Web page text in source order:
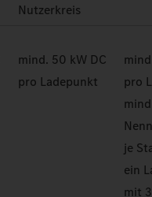
Nutzerkreis
mind. 50 kW DC
pro Ladepunkt
pro
je
ein
mit